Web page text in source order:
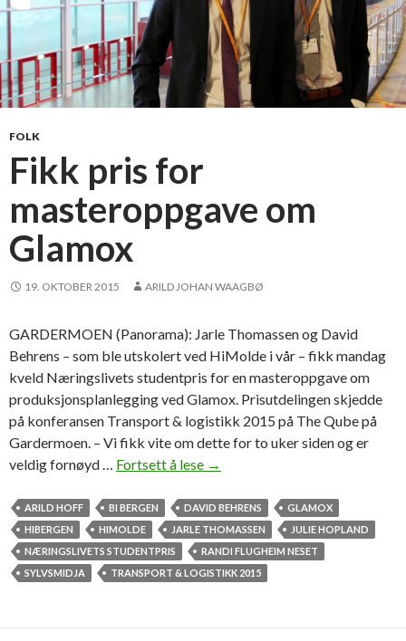
FOLK
Fikk pris for
masteroppgave om
Glamox
19. OKTOBER 2015 ARILD JOHAN WAAGBØ
GARDERMOEN (Panorama): Jarle Thomassen og David
Behrens – som ble utskolert ved HiMolde i vår – fikk mandag
kveld Næringslivets studentpris for en masteroppgave om
produksjonsplanlegging ved Glamox. Prisutdelingen skjedde
på konferansen Transport & logistikk 2015 på The Qube på
Gardermoen. – Vi fikk vite om dette for to uker siden og er
veldig fornøyd … Fortsett å lese F
k
k
p
r
→
ARILD HOFF BI BERGEN DAVID BEHRENS
GLAMOX
HIBERGEN
HIMOLDE JARLE THOMASSEN
JULIE HOPLAND
NÆRINGSLIVETS STUDENTPRIS
RANDI FLUGHEIM NESET
SYLVSMIDJA
TRANSPORT & LOGISTIKK 2015